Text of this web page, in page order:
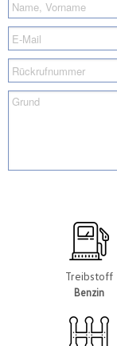
Treibstoff
Benzin